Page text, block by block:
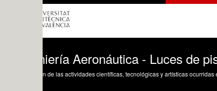
Aeronáutica - Luces de pista
de las actividades científicas, tecnológicas y artísticas ocurridas en los tres